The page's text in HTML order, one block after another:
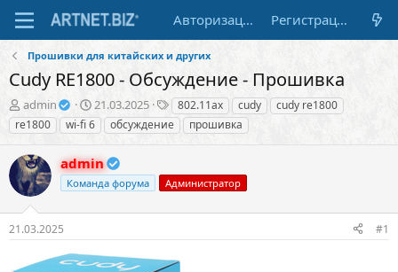
Авторизация Регистрация
Прошивки для китайских и других
Cudy RE1800 - Обсуждение - Прошивка
А
в
т
о
р
т
е
м
ы
admin
Д
а
т
н
а
а
21.03.2025
Т
е
г
802.11ax cudy
cudy re1800
re1800
wi-fi 6 обсуждение прошивка
admin
Команда форума Администратор
21.03.2025 #1